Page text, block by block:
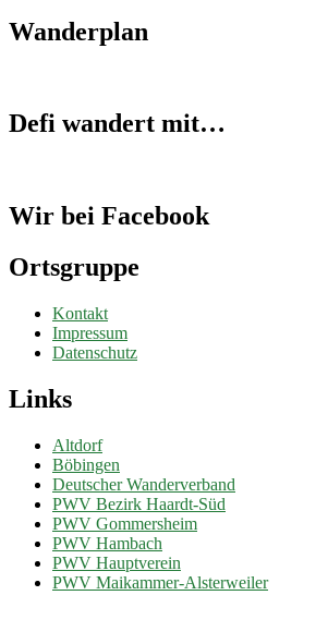
Wanderplan
Defi wandert mit…
Wir bei Facebook
Ortsgruppe
Kontakt
Impressum
Datenschutz
Links
Altdorf
Böbingen
Deutscher Wanderverband
PWV Bezirk Haardt-Süd
PWV Gommersheim
PWV Hambach
PWV Hauptverein
PWV Maikammer-Alsterweiler